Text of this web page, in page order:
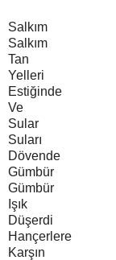
Salkım
Salkım
Tan
Yelleri
Estiğinde
Ve
Sular
Suları
Dövende
Gümbür
Gümbür
Işık
Düşerdi
Hançerlere
Karşın